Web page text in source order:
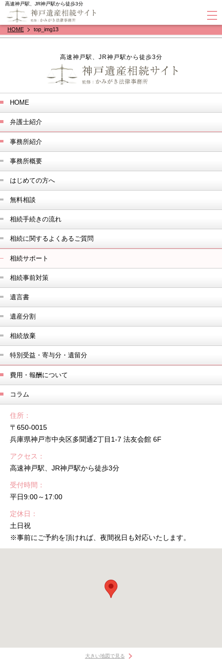
高速神戸駅、JR神戸駅から徒歩3分
HOME top_img13
高速神戸駅、JR神戸駅から徒歩3分
HOME
弁護士紹介
事務所紹介
事務所概要
はじめての方へ
無料相談
相続手続きの流れ
相続に関するよくあるご質問
相続サポート
相続事前対策
遺言書
遺産分割
相続放棄
特別受益・寄与分・遺留分
費用・報酬について
コラム
住所
〒650-0015
兵庫県神戸市中央区多聞通2丁目1-7 法友会館 6F
アクセス
高速神戸駅、JR神戸駅から徒歩3分
受付時間
平日9:00～17:00
定休日
土日祝
※事前にご予約を頂ければ、夜間祝日も対応いたします。
大きい地図で見る